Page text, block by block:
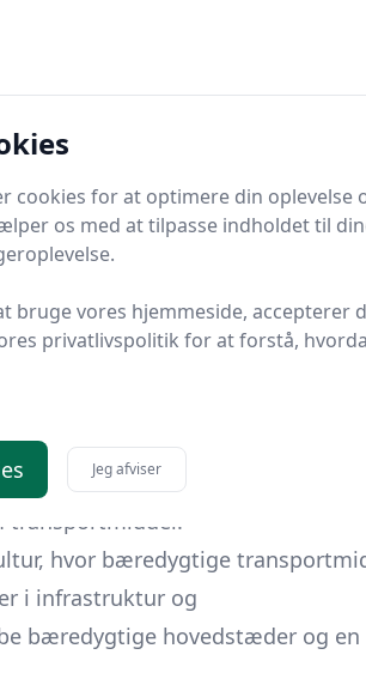
tilskynde til brug af kollektiv
der inkluderer busser,
på en by, der har gjort det
mere end 400 kilometer cykelstier
en by med mindre trafikpropper
Madrid har indført et
om at gøre hele byen bilfri inden
for at nedbringe
som cykler og elbiler. Flere byer
bliver stadig mere omfattende.
i cykelstier og
transportmiddel.
hvor bæredygtige
i infrastruktur og
bæredygtige hovedstæder og en
cookies for at optimere din oplevelse
os med at tilpasse indholdet til
bruge vores hjemmeside, accepterer
privatlivspolitik for at forstå,
Jeg afviser